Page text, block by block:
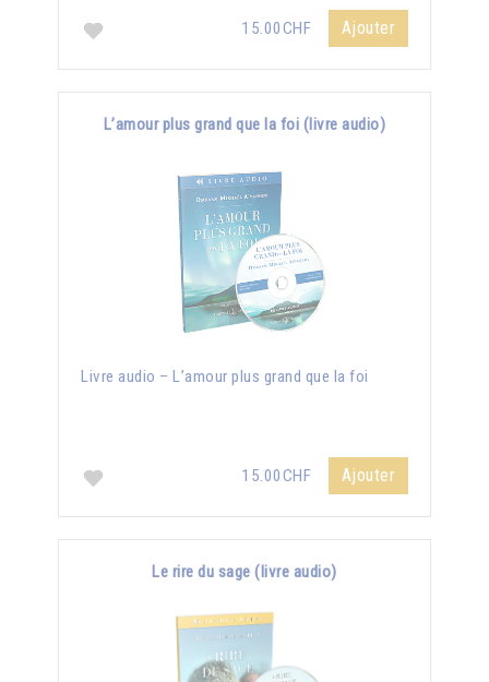
15.00CHF Ajouter
L’amour plus grand que la foi (livre audio)
Livre audio – L’amour plus grand que la foi
15.00CHF Ajouter
Le rire du sage (livre audio)